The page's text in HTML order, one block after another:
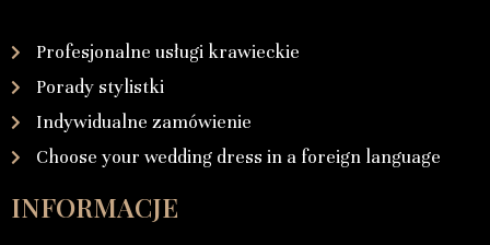
Profesjonalne usługi krawieckie
Porady stylistki
Indywidualne zamówienie
Choose your wedding dress in a foreign language
INFORMACJE